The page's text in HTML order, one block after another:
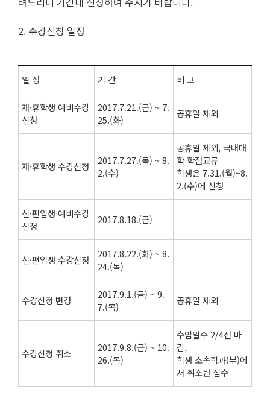
2. 수강신청 일정
일 정 기 간 비 고
재·휴학생 예비수강
신청
2017.7.21.(금) ~ 7.
25.(화)
공휴일 제외
재·휴학생 수강신청
2017.7.27.(목) ~ 8.
2.(수)
공휴일 제외, 국내대
학 학점교류
학생은 7.31.(월)~8.
2.(수)에 신청
신·편입생 예비수강
신청
2017.8.18.(금)
신·편입생 수강신청
2017.8.22.(화) ~ 8.
24.(목)
수강신청 변경
2017.9.1.(금) ~ 9.
7.(목)
공휴일 제외
수강신청 취소
2017.9.8.(금) ~ 10.
26.(목)
수업일수 2/4선 마
감,
학생 소속학과(부)에
서 취소원 접수